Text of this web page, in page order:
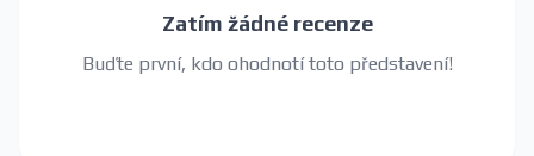
Zatím žádné recenze
Buďte první, kdo ohodnotí toto představení!